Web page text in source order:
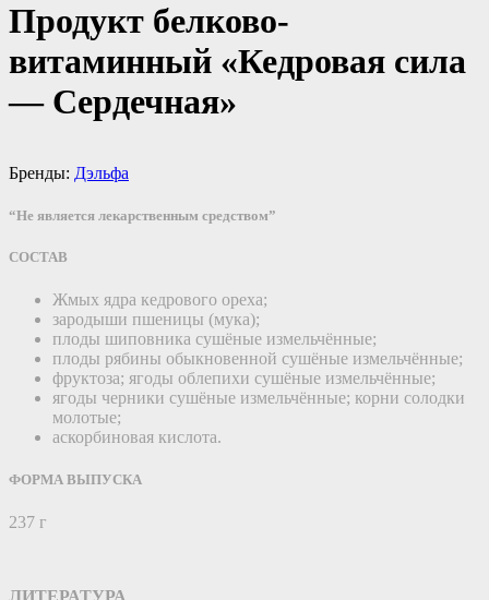
Продукт белково-
витаминный «Кедровая сила
— Сердечная»
Бренды: Дэльфа
“Не является лекарственным средством”
СОСТАВ
Жмых ядра кедрового ореха;
зародыши пшеницы (мука);
плоды шиповника сушёные измельчённые;
плоды рябины обыкновенной сушёные измельчённые;
фруктоза; ягоды облепихи сушёные измельчённые;
ягоды черники сушёные измельчённые; корни солодки
молотые;
аскорбиновая кислота.
ФОРМА ВЫПУСКА
237 г